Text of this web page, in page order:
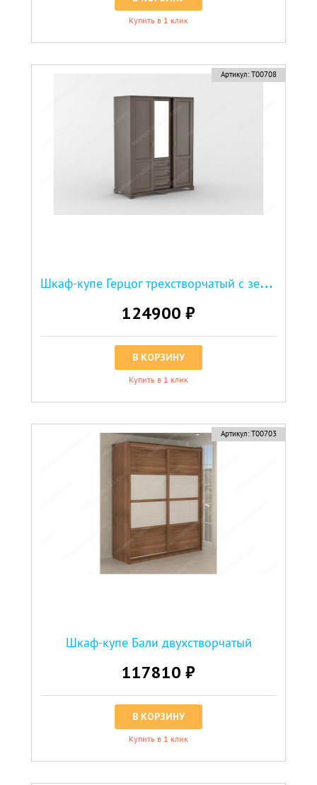
Купить в 1 клик
Артикул: Т00708
Ш
каф-купе Герцог трехстворчатый с зеркалом
124900 ₽
В КОРЗИНУ
Купить в 1 клик
Артикул: Т00703
Шкаф-купе Бали двухстворчатый
117810 ₽
В КОРЗИНУ
Купить в 1 клик